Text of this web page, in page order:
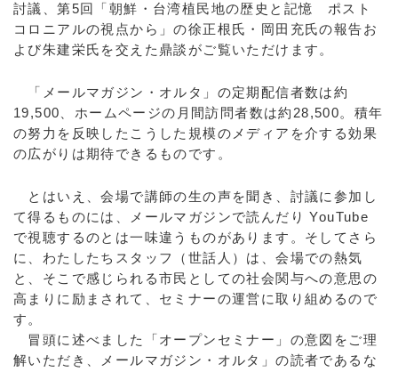
討議、第5回「朝鮮・台湾植民地の歴史と記憶 ポスト
コロニアルの視点から」の徐正根氏・岡田充氏の報告お
よび朱建栄氏を交えた鼎談がご覧いただけます。
「メールマガジン・オルタ」の定期配信者数は約
19,500、ホームページの月間訪問者数は約28,500。積年
の努力を反映したこうした規模のメディアを介する効果
の広がりは期待できるものです。
とはいえ、会場で講師の生の声を聞き、討議に参加し
て得るものには、メールマガジンで読んだり YouTube
で視聴するのとは一味違うものがあります。そしてさら
に、わたしたちスタッフ（世話人）は、会場での熱気
と、そこで感じられる市民としての社会関与への意思の
高まりに励まされて、セミナーの運営に取り組めるので
す。
冒頭に述べました「オープンセミナー」の意図をご理
解いただき、メールマガジン・オルタ」の読者であるな